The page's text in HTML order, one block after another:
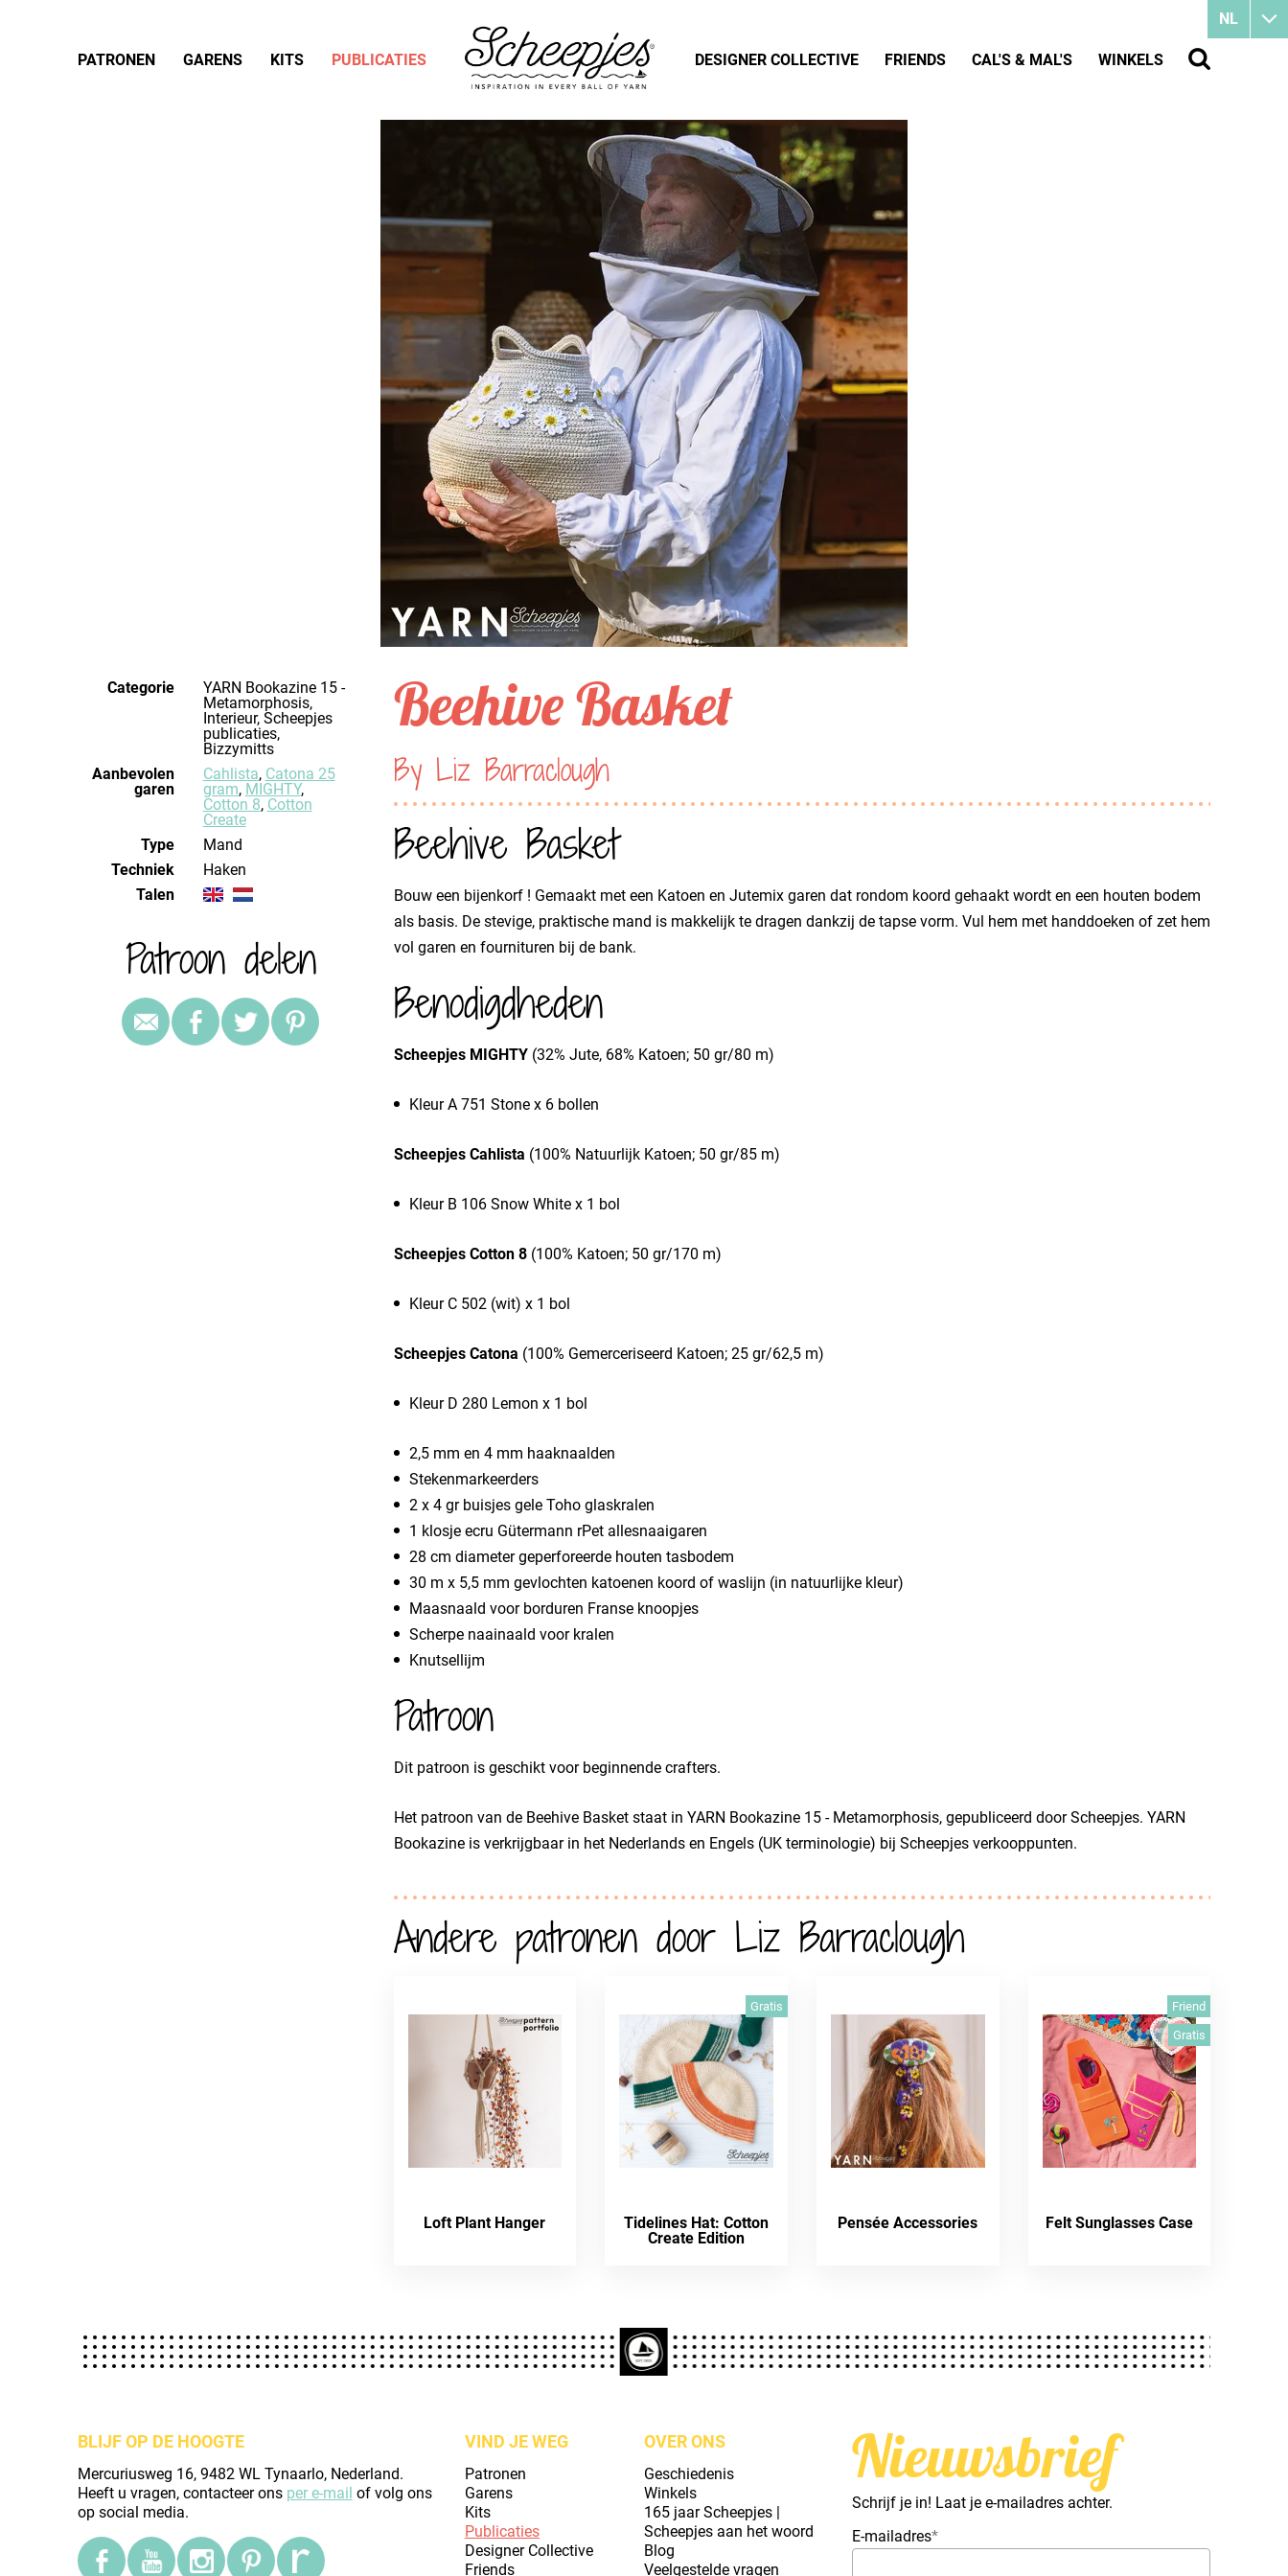
Categorie
YARN Bookazine 15 -
Metamorphosis,
Interieur, Scheepjes
publicaties,
Bizzymitts
Aanbevolen
garen
Cahlista, Catona 25
gram, MIGHTY,
Cotton 8, Cotton
Create
Type
Mand
Techniek
haken
Talen
Patroon delen
Beehive Basket
By Liz Barraclough
Beehive Basket
Bouw een bijenkorf ! Gemaakt met een Katoen en Jutemix garen dat rondom koord gehaakt wordt en een houten bodem
als basis. De stevige, praktische mand is makkelijk te dragen dankzij de tapse vorm. Vul hem met handdoeken of zet hem
vol garen en fournituren bij de bank.
Benodigdheden
Scheepjes MIGHTY(32% Jute, 68% Katoen; 50 gr/80 m)
Kleur A 751 Stone x 6 bollen
Scheepjes Cahlista (100% Natuurlijk Katoen; 50 gr/85 m)
Kleur B 106 Snow White x 1 bol
Scheepjes Cotton 8(100% Katoen; 50 gr/170 m)
Kleur C 502 (wit) x 1 bol
Scheepjes Catona (100% Gemerceriseerd Katoen; 25 gr/62,5 m)
Kleur D 280 Lemon x 1 bol
2,5 mm en 4 mm haaknaalden
Stekenmarkeerders
2 x 4 gr buisjes gele Toho glaskralen
1 klosje ecru Gütermann rPet allesnaaigaren
28 cm diameter geperforeerde houten tasbodem
30 m x 5,5 mm gevlochten katoenen koord of waslijn (in natuurlijke kleur)
Maasnaald voor borduren Franse knoopjes
Scherpe naainaald voor kralen
Knutsellijm
Patroon
Dit patroon is geschikt voor beginnende crafters.
Het patroon van de Beehive Basket staat in YARN Bookazine 15 - Metamorphosis, gepubliceerd door Scheepjes. YARN
Bookazine is verkrijgbaar in het Nederlands en Engels (UK terminologie) bij Scheepjes verkooppunten.
Andere patronen door Liz Barraclough
Loft Plant Hanger
Gratis
Tidelines Hat: Cotton
Create Edition
Pensée Accessories
Friend
Gratis
Felt Sunglasses Case
BLIJF OP DE HOOGTE
Mercuriusweg 16, 9482 WL Tynaarlo, Nederland.
Heeft u vragen, contacteer ons per e-mail of volg ons
op social media.
VIND JE WEG
Patronen
Garens
Kits
Publicaties
Designer Collective
Friends
OVER ONS
Geschiedenis
Winkels
165 jaar Scheepjes |
Scheepjes aan het woord
Blog
Veelgestelde vragen
Nieuwsbrief
Schrijf je in! Laat je e-mailadres achter.
E-mailadres*
NL
PATRONEN GARENS KITS PUBLICATIES DESIGNER COLLECTIVE FRIENDS CAL'S & MAL'S WINKELS